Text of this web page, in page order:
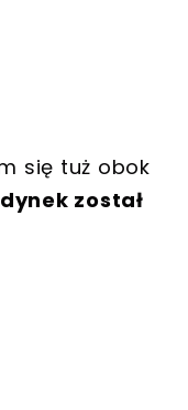
się tuż obok
został